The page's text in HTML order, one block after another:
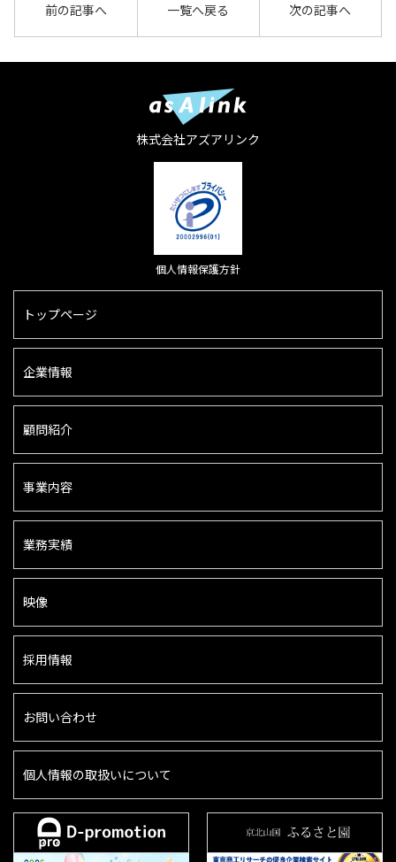
前の記事へ 一覧へ戻る 次の記事へ
株式会社アズアリンク
個人情報保護方針
トップページ
企業情報
顧問紹介
事業内容
業務実績
映像
採用情報
お問い合わせ
個人情報の取扱いについて